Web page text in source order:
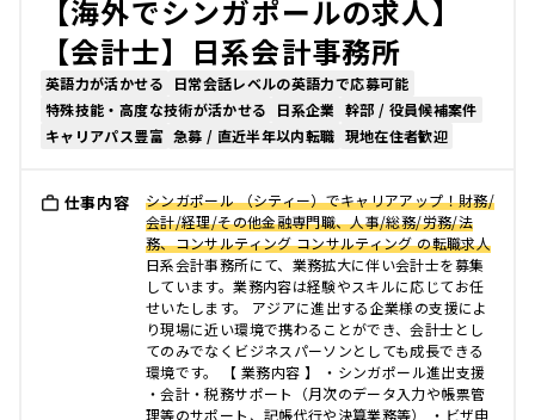
【海外でシンガポールの求人】
【会計士】日系会計事務所
英語力が活かせる
日常会話レベルの英語力で応募可能
特殊技能・高度な技術が活かせる
日系企業 幹部 / 役員候補案件
キャリアパス豊富 急募 / 直近半年以内転職 現地在住者歓迎
仕事内容
シンガポール （シティー）でキャリアアップ！財務/
会計/経理/その他金融専門職、人事/総務/労務/法
務、コンサルティング コンサルティング の転職求人
日系会計事務所にて、業務拡大に伴い会計士を募集
しています。業務内容は経験やスキルに応じてお任
せいたします。 アジアに進出する企業様の支援によ
り現場に近い環境で携わることができ、会計士とし
てのみでなくビジネスパーソンとしても成長できる
環境です。 【 業務内容 】 ・シンガポール進出支援
・会計・税務サポート（月次のデータ入力や帳票管
理等のサポート、記帳代行や決算業務等） ・ビザ申